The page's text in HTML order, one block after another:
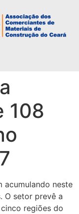
108
acumulando neste
O setor prevê a
regiões do